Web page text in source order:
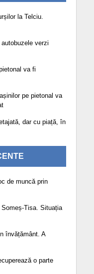
la Telciu.
verzi
va fi
pe pietonal va
dar cu piață, în
de muncă prin
Tisa. Situația
învățământ. A
o parte